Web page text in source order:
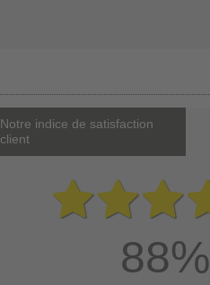
Notre indice de satisfaction
client
88%